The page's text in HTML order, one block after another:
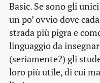
Basic. Se sono gli
un po’ ovvio dove
strada più pigra e
linguaggio da
(seriamente?) gli
loro più utile, di cui